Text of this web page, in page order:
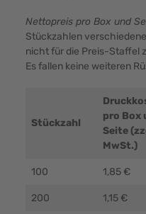
Nettopreis pro Box und
Stückzahlen
nicht für die Preis-Staffel
Es fallen keine weiteren
Stückzahl
pro Box
Seite
MwSt.)
100 1,85 €
200 1,15 €